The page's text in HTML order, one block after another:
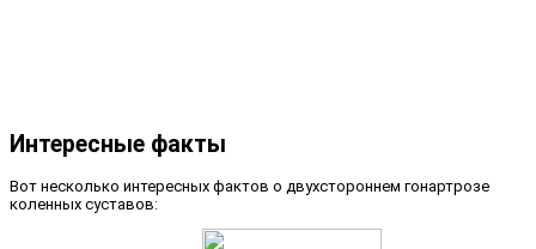
Интересные факты
Вот несколько интересных фактов о двухстороннем гонартрозе
коленных суставов: